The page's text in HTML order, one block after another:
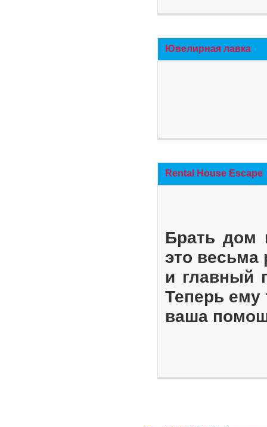
Ювелирная лавка
Rental House Escape
Брать дом
это весьма
и главный
Теперь ему
ваша